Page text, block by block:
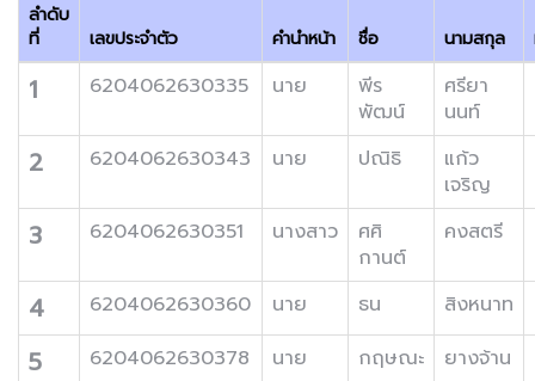
ลำดับ
ที่
เลขประจำตัว คำนำหน้า ชื่อ นามสกุล
1 6204062630335 นาย
พีร
พัฒน์
ศรียา
นนท์
2 6204062630343 นาย ปณิธิ
แก้ว
เจริญ
3 6204062630351 นางสาว
ศศิ
กานต์
คงสตรี
4 6204062630360 นาย ธน สิงหนาท
5 6204062630378 นาย กฤษณะ ยางจ้าน